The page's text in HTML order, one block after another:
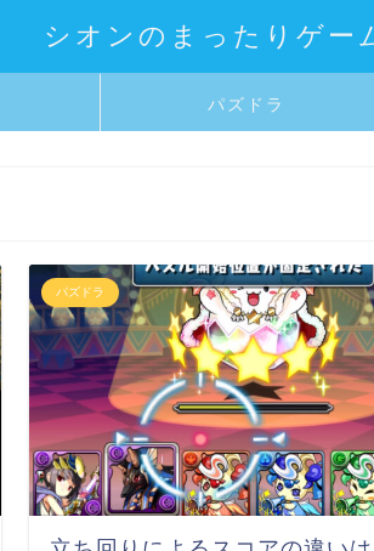
シオンのまったりゲー
パズドラ
パズドラ